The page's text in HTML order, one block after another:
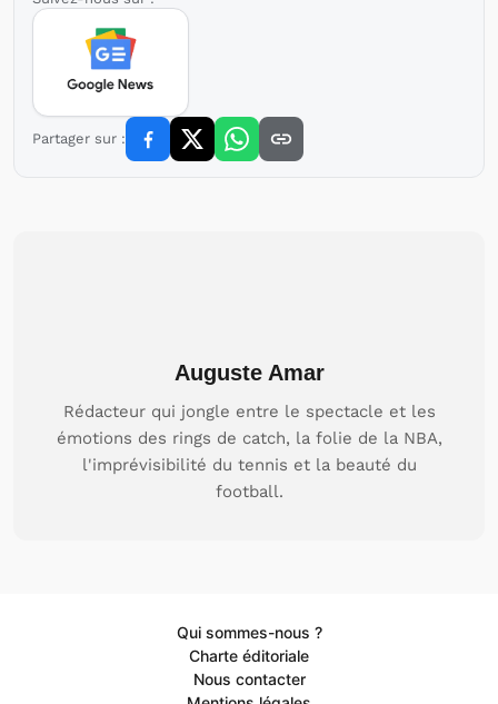
Partager sur :
Auguste Amar
Rédacteur qui jongle entre le spectacle et les
émotions des rings de catch, la folie de la NBA,
l'imprévisibilité du tennis et la beauté du
football.
Qui sommes-nous ?
Charte éditoriale
Nous contacter